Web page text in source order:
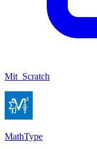
Mit_Scratch
MathType